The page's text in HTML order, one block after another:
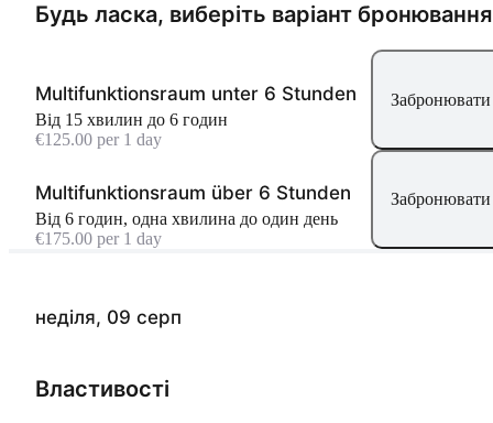
неділя, 09 серп
Властивості
Будь ласка, виберіть варіант бронювання
Multifunktionsraum unter 6 Stunden
Від 15 хвилин до 6 годин
€125.00 per 1 day
Забронювати
Multifunktionsraum über 6 Stunden
Від 6 годин, одна хвилина до один день
€175.00 per 1 day
Забронювати